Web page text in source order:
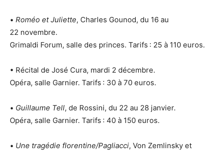
• Roméo et Juliette, Charles Gounod, du 16 au
22 novembre.
Grimaldi Forum, salle des princes. Tarifs : 25 à 110 euros.
• Récital de José Cura, mardi 2 décembre.
Opéra, salle Garnier. Tarifs : 30 à 70 euros.
• Guillaume Tell, de Rossini, du 22 au 28 janvier.
Opéra, salle Garnier. Tarifs : 40 à 150 euros.
• Une tragédie florentine/Pagliacci, Von Zemlinsky et